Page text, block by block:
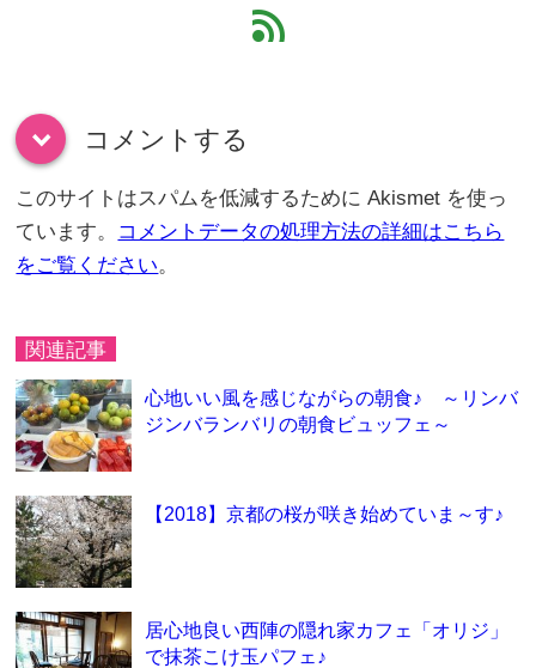
feed
down コメントする
このサイトはスパムを低減するために Akismet を使っ
ています。 コメントデータの処理方法の詳細はこちら
をご覧ください。
関連記事
心地いい風を感じながらの朝食♪ ～リンバ
ジンバランバリの朝食ビュッフェ～
【2018】京都の桜が咲き始めていま～す♪
居心地良い西陣の隠れ家カフェ「オリジ」
で抹茶こけ玉パフェ♪